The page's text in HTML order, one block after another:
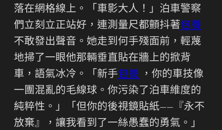
落在網格線上。「車影大人！」泊車警察
們立刻立正站好，連測量尺都顫抖著包養
不敢發出聲音。她走到何手殘面前，輕蔑
地掃了一眼他那輛垂直貼在牆上的掀背
車，語氣冰冷。「新手包養 ，你的車技像
一團混亂的毛線球。你污染了泊車維度的
純粹性。」「但你的後視鏡貼紙——『永不
放棄』，讓我看到了一絲愚蠢的勇氣。」